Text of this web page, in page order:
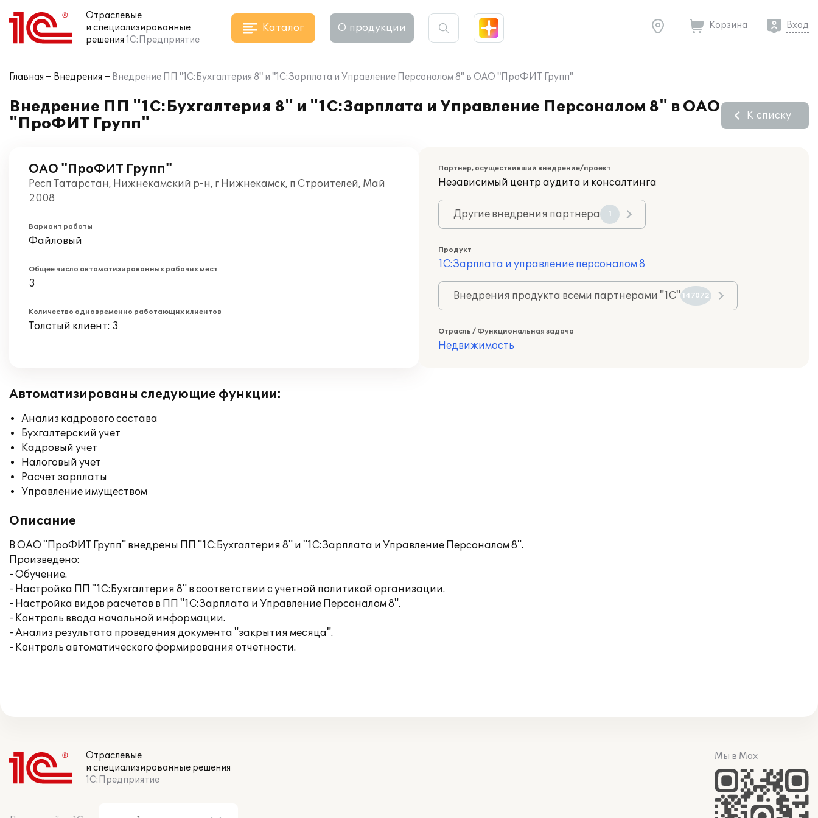
Отраслевые
и специализированные
решения 1С:Предприятие
Каталог О продукции Корзина Вход
Главная Внедрения Внедрение ПП "1С:Бухгалтерия 8" и "1С:Зарплата и Управление Персоналом 8" в ОАО "ПроФИТ Групп"
Внедрение ПП "1С:Бухгалтерия 8" и "1С:Зарплата и Управление Персоналом 8" в ОАО
"ПроФИТ Групп"
К списку
ОАО "ПроФИТ Групп"
Респ Татарстан, Нижнекамский р-н, г Нижнекамск, п Строителей, Май
2008
Вариант работы
Файловый
Общее число автоматизированных рабочих мест
3
Количество одновременно работающих клиентов
Толстый клиент: 3
Партнер, осуществивший внедрение/проект
Независимый центр аудита и консалтинга
Другие внедрения партнера 1
Продукт
1С:Зарплата и управление персоналом 8
Внедрения продукта всеми партнерами "1С" 147072
Отрасль / Функциональная задача
Недвижимость
Автоматизированы следующие функции:
Анализ кадрового состава
Бухгалтерский учет
Кадровый учет
Налоговый учет
Расчет зарплаты
Управление имуществом
Описание
В ОАО "ПроФИТ Групп" внедрены ПП "1С:Бухгалтерия 8" и "1С:Зарплата и Управление Персоналом 8".
Произведено:
- Обучение.
- Настройка ПП "1С:Бухгалтерия 8" в соответствии с учетной политикой организации.
- Настройка видов расчетов в ПП "1С:Зарплата и Управление Персоналом 8".
- Контроль ввода начальной информации.
- Анализ результата проведения документа "закрытия месяца".
- Контроль автоматического формирования отчетности.
Отраслевые
и специализированные решения
1С:Предприятие
Мы в Max